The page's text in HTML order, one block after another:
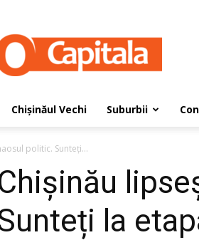
Chișinăul Vechi Suburbii
politic. Sunteți...
la